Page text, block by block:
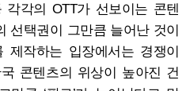
각의 OTT가 선보이는 콘텐
선택권이 그만큼 늘어난 것이
제작하는 입장에서는 경쟁이
콘텐츠의 위상이 높아진 건